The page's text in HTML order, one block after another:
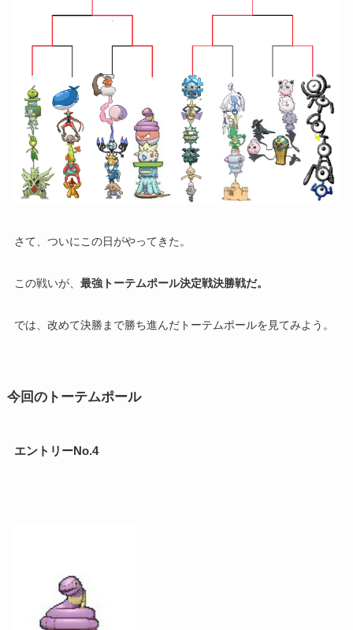
さて、ついにこの日がやってきた。
この戦いが、 最強トーテムポール決定戦決勝戦だ。
では、改めて決勝まで勝ち進んだトーテムポールを見てみよう。
今回のトーテムポール
エントリーNo.4